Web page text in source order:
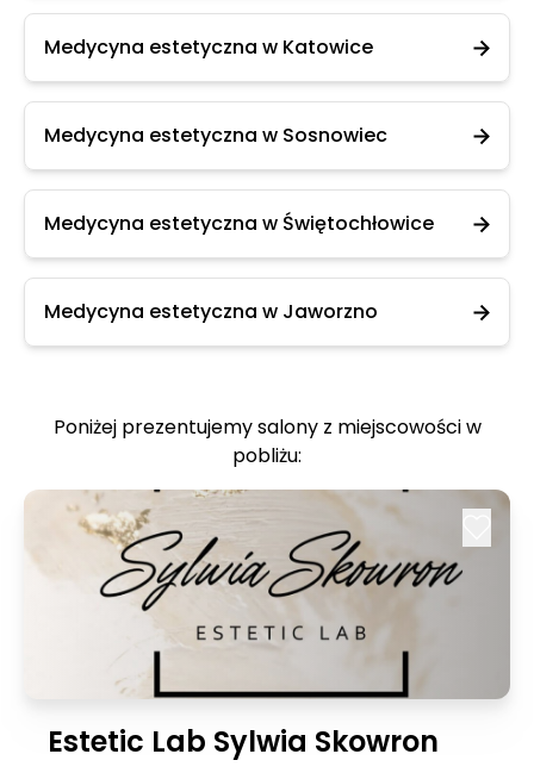
Medycyna estetyczna w Katowice
Medycyna estetyczna w Sosnowiec
Medycyna estetyczna w Świętochłowice
Medycyna estetyczna w Jaworzno
Poniżej prezentujemy salony z miejscowości w
pobliżu:
Estetic Lab Sylwia Skowron